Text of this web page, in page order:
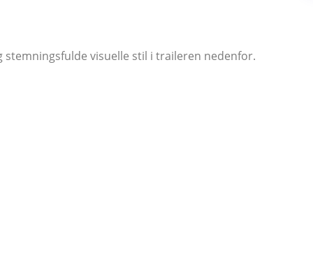
visuelle stil i traileren nedenfor.